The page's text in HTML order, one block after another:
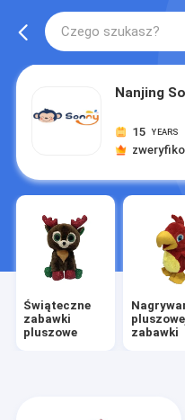
Nanjing
15 YEARS
Świąteczne
zabawki
pluszowe
zabawki